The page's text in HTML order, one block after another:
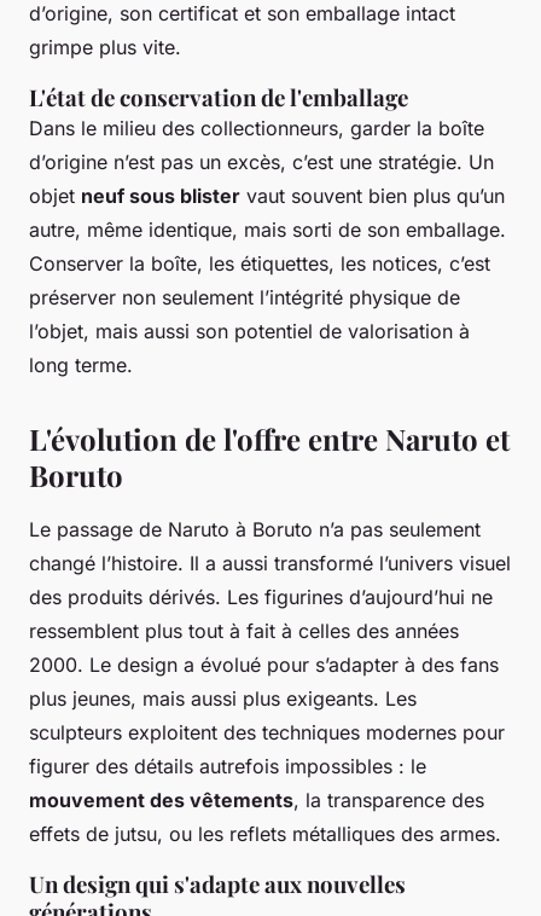
d’origine, son certificat et son emballage intact
grimpe plus vite.
L'état de conservation de l'emballage
Dans le milieu des collectionneurs, garder la boîte
d’origine n’est pas un excès, c’est une stratégie. Un
objet neuf sous blister vaut souvent bien plus qu’un
autre, même identique, mais sorti de son emballage.
Conserver la boîte, les étiquettes, les notices, c’est
préserver non seulement l’intégrité physique de
l’objet, mais aussi son potentiel de valorisation à
long terme.
L'évolution de l'offre entre Naruto et
Boruto
Le passage de Naruto à Boruto n’a pas seulement
changé l’histoire. Il a aussi transformé l’univers visuel
des produits dérivés. Les figurines d’aujourd’hui ne
ressemblent plus tout à fait à celles des années
2000. Le design a évolué pour s’adapter à des fans
plus jeunes, mais aussi plus exigeants. Les
sculpteurs exploitent des techniques modernes pour
figurer des détails autrefois impossibles : le
mouvement des vêtements, la transparence des
effets de jutsu, ou les reflets métalliques des armes.
Un design qui s'adapte aux nouvelles